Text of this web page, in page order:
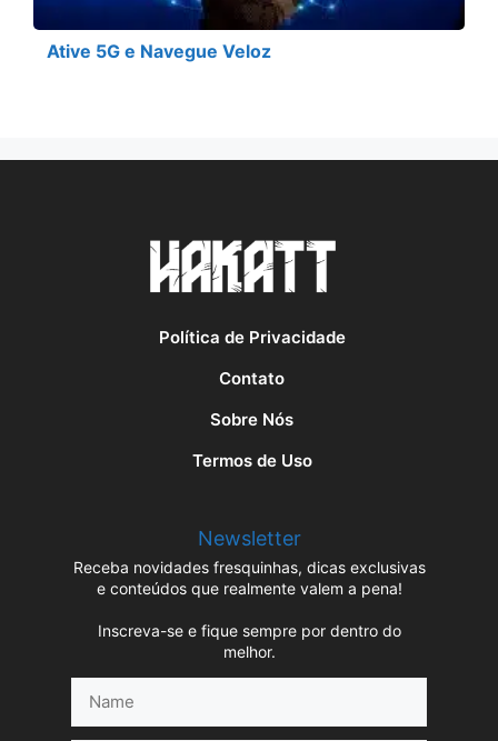
Ative 5G e Navegue Veloz
Política de Privacidade
Contato
Sobre Nós
Termos de Uso
Newsletter
Receba novidades fresquinhas, dicas exclusivas
e conteúdos que realmente valem a pena!
Inscreva-se e fique sempre por dentro do
melhor.